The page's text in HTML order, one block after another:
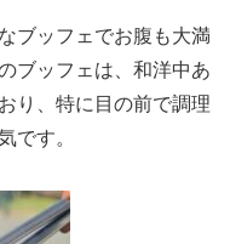
ブッフェでお腹も大満
ブッフェは、和洋中あ
り、特に目の前で調理
です。